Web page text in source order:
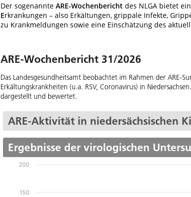
Der sogenannte ARE-Wochenbericht des NLGA bietet
Erkrankungen – also Erkältungen, grippale Infekte,
zu Krankmeldungen sowie eine Einschätzung des